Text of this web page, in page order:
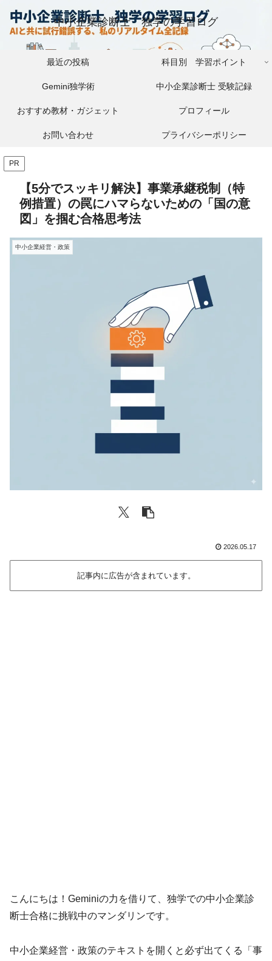
中小企業診断士 独学の学習ログ
最近の投稿 科目別 学習ポイント
Gemini独学術 中小企業診断士 受験記録
おすすめ教材・ガジェット プロフィール
お問い合わせ プライバシーポリシー
PR
【5分でスッキリ解決】事業承継税制（特
例措置）の罠にハマらないための「国の意
図」を掴む合格思考法
中小企業経営・政策
2026.05.17
記事内に広告が含まれています。
こんにちは！Geminiの力を借りて、独学での中小企業診
断士合格に挑戦中のマンダリンです。
中小企業経営・政策のテキストを開くと必ず出てくる「事